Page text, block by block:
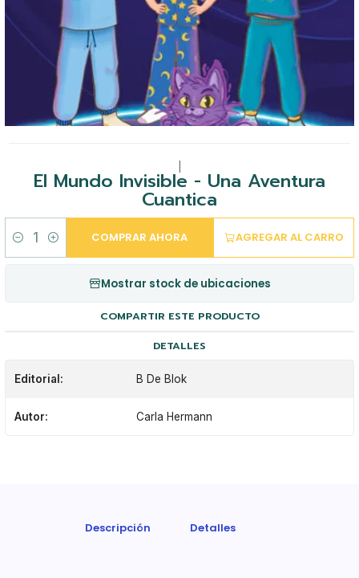
El Mundo Invisible - Una Aventura
Cuantica
Cantidad
AGREGAR AL CARRO
COMPRAR AHORA
Mostrar stock de ubicaciones
COMPARTIR ESTE PRODUCTO
DETALLES
Editorial: B De Blok
Autor: Carla Hermann
Descripción Detalles